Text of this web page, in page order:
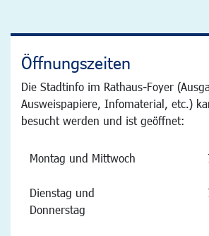
Öffnungszeiten
Die Stadtinfo im Rathaus-Foyer
Ausweispapiere, Infomaterial, etc.)
besucht werden und ist geöffnet:
Montag und Mittwoch
Dienstag und
Donnerstag